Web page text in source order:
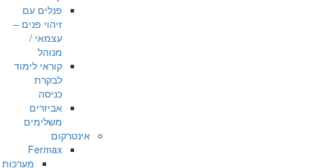
פנלים עם
זיהוי פנים –
עצמאי /
מנוהל
קוראי לימוד
לבקרת
כניסה
אביזרים
משלימים
אינטרקום
Fermax
מערכות